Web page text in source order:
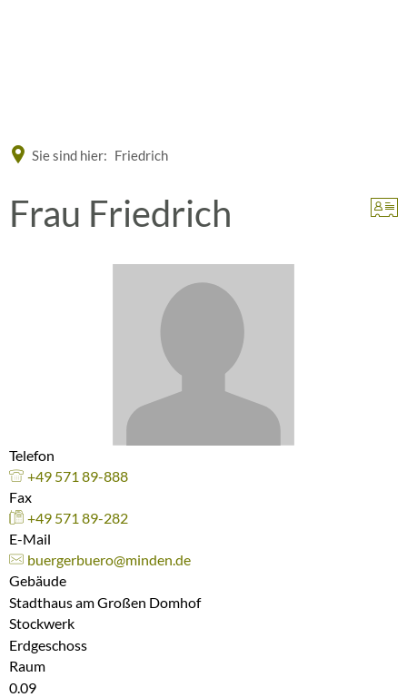
Sie sind hier: Friedrich
Frau Friedrich
Telefon
+49 571 89-888
Fax
+49 571 89-282
E-Mail
buergerbuero@minden.de
Gebäude
Stadthaus am Großen Domhof
Stockwerk
Erdgeschoss
Raum
0.09